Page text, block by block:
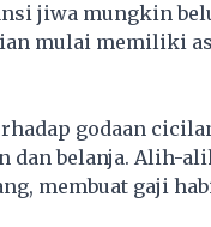
jiwa mungkin
mulai memiliki
godaan
dan belanja. Alih-
membuat gaji